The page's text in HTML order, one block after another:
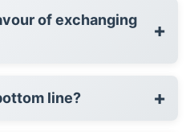
of exchanging
+
line? +